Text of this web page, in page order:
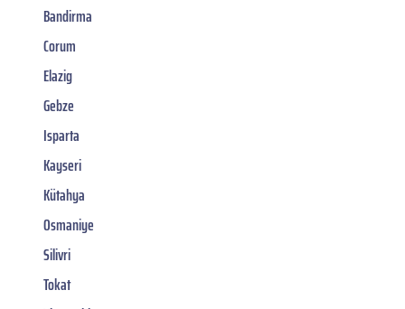
Bandirma
Corum
Elazig
Gebze
Isparta
Kayseri
Kütahya
Osmaniye
Silivri
Tokat